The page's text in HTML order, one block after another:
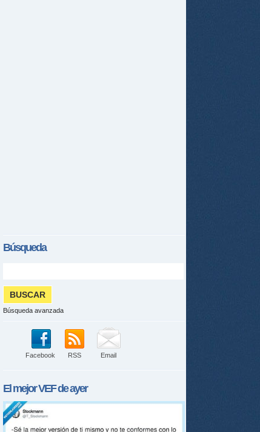
Búsqueda
Búsqueda avanzada
Facebook RSS Email
El mejorVEFde ayer